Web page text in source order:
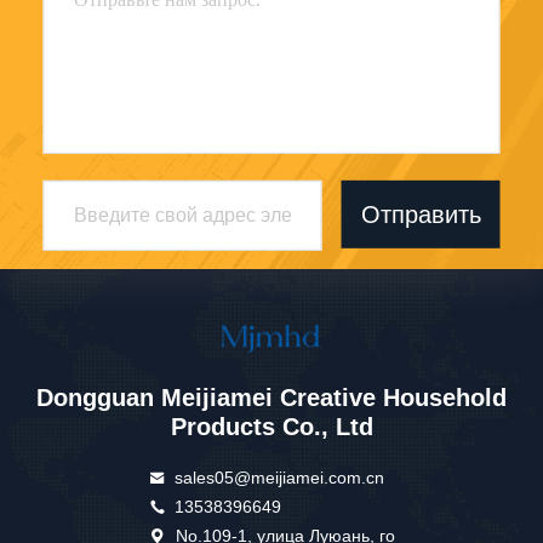
Отправить
Dongguan Meijiamei Creative Household
Products Co., Ltd
sales05@meijiamei.com.cn
13538396649
No.109-1, улица Луюань, го